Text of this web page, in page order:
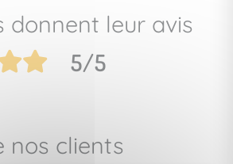
donnent leur avis
5/5
nos clients